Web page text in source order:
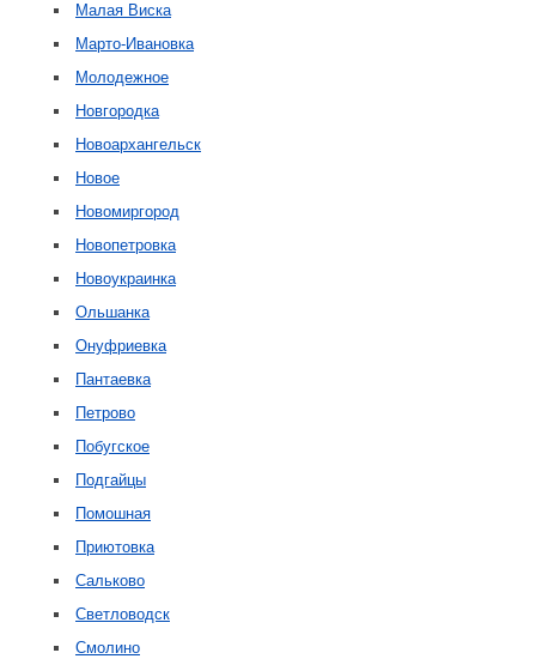
Малая Виска
Марто-Ивановка
Молодежное
Новгородка
Новоархангельск
Новое
Новомиргород
Новопетровка
Новоукраинка
Ольшанка
Онуфриевка
Пантаевка
Петрово
Побугское
Подгайцы
Помошная
Приютовка
Сальково
Светловодск
Смолино